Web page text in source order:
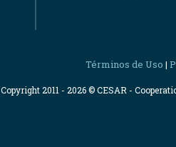
Términos de Uso |
Copyright 2011 - 2026 © CESAR -